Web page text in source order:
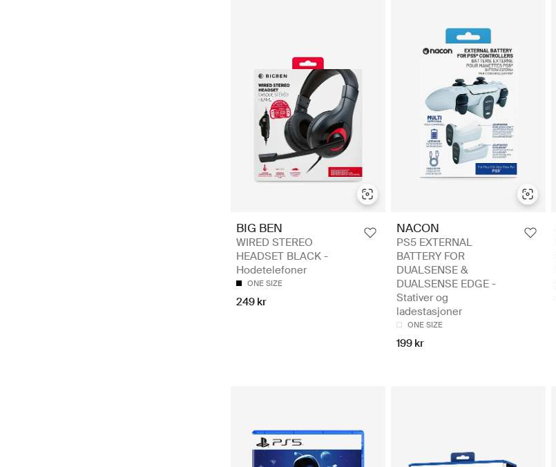
BIG BEN
WIRED STEREO
HEADSET BLACK -
Hodetelefoner
ONE SIZE
249 kr
NACON
PS5 EXTERNAL
BATTERY FOR
DUALSENSE &
DUALSENSE EDGE -
Stativer og
ladestasjoner
ONE SIZE
199 kr